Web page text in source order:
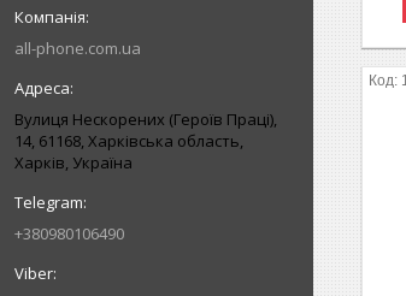
all-phone.com.ua
Вулиця Нескорених (Героїв Праці),
14, 61168, Харківська область,
Харків, Україна
+380980106490